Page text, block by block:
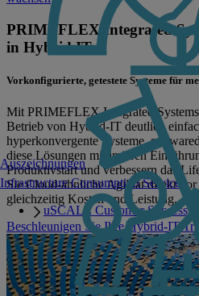
Infrastructure Consumption Services
uSCALE Customer Success
Auszeichnungen
PRIMEFLEX Integrated
in Hybrid IT
Vorkonfigurierte, getestete Systeme für
Mit PRIMEFLEX Integrated
Betrieb von Hybrid-IT deutlich
hyperkonvergente Systeme,
diese Lösungen minimieren
Produktivstart und verbessern das
Sie Cloud-ähnliche Agilität direkt
gleichzeitig Kosten und Leistung.
Beschleunigen Sie Ihre Hybrid-IT-